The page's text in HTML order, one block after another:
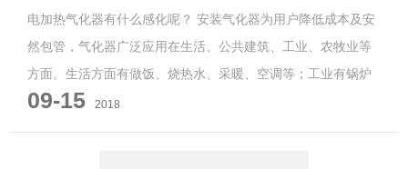
电加热气化器有什么感化呢？ 安装气化器为用户降低成本及安
然包管，气化器广泛应用在生活、公共建筑、工业、农牧业等
方面。生活方面有做饭、烧热水、采暖、空调等；工业有锅炉
热处理、陶...
09-15 2018